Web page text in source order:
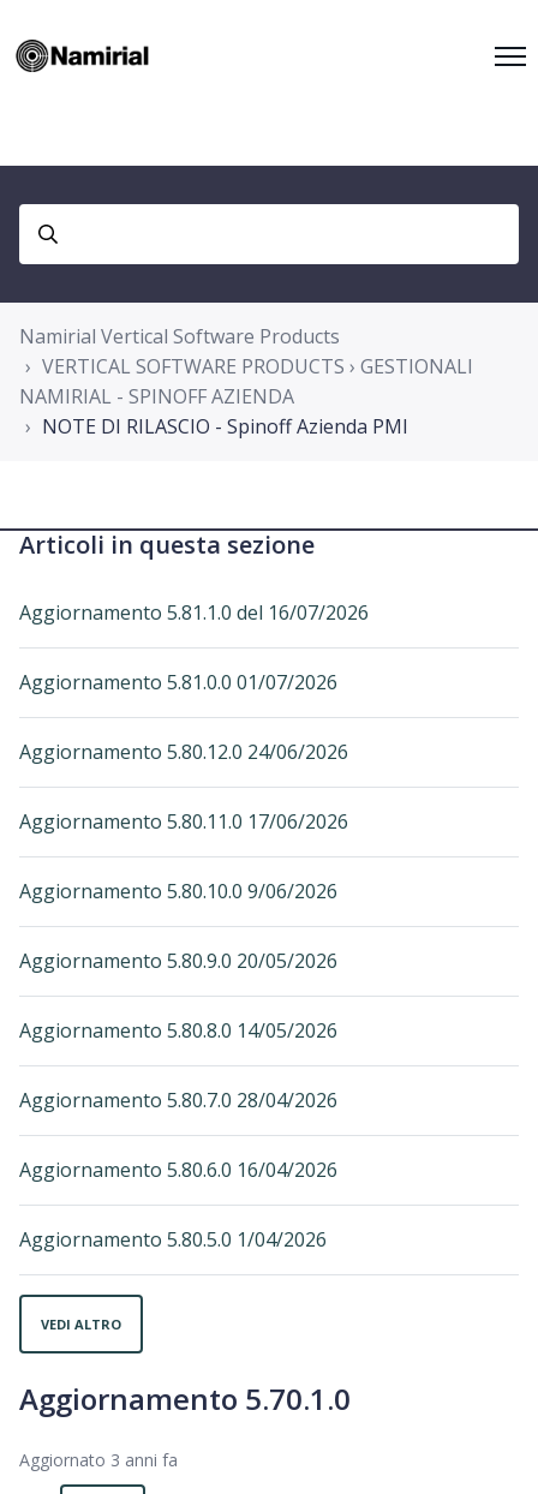
Namirial Vertical Software Products
VERTICAL SOFTWARE PRODUCTS › GESTIONALI
NAMIRIAL - SPINOFF AZIENDA
NOTE DI RILASCIO - Spinoff Azienda PMI
Articoli in questa sezione
Aggiornamento 5.81.1.0 del 16/07/2026
Aggiornamento 5.81.0.0 01/07/2026
Aggiornamento 5.80.12.0 24/06/2026
Aggiornamento 5.80.11.0 17/06/2026
Aggiornamento 5.80.10.0 9/06/2026
Aggiornamento 5.80.9.0 20/05/2026
Aggiornamento 5.80.8.0 14/05/2026
Aggiornamento 5.80.7.0 28/04/2026
Aggiornamento 5.80.6.0 16/04/2026
Aggiornamento 5.80.5.0 1/04/2026
VEDI ALTRO
Aggiornamento 5.70.1.0
Aggiornato 3 anni fa